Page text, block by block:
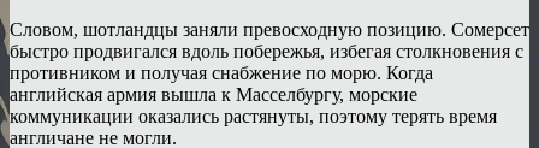
Словом, шотландцы заняли превосходную позицию. Сомерсет
быстро продвигался вдоль побережья, избегая столкновения с
противником и получая снабжение по морю. Когда
английская армия вышла к Масселбургу, морские
коммуникации оказались растянуты, поэтому терять время
англичане не могли.